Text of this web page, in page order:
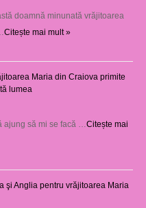
doamnă minunată vrăjitoarea
Citește mai mult »
Maria din Craiova primite
lumea
ajung să mi se facă … Citește mai
şi Anglia pentru vrăjitoarea Maria